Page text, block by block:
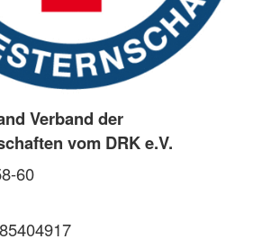
Verband der
vom DRK e.V.
60